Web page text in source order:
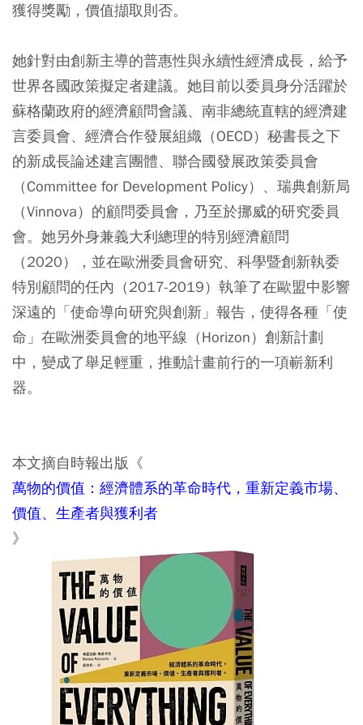
獲得獎勵，價值擷取則否。
她針對由創新主導的普惠性與永續性經濟成長，給予
世界各國政策擬定者建議。她目前以委員身分活躍於
蘇格蘭政府的經濟顧問會議、南非總統直轄的經濟建
言委員會、經濟合作發展組織（OECD）秘書長之下
的新成長論述建言團體、聯合國發展政策委員會
（Committee for Development Policy）、瑞典創新局
（Vinnova）的顧問委員會，乃至於挪威的研究委員
會。她另外身兼義大利總理的特別經濟顧問
（2020），並在歐洲委員會研究、科學暨創新執委
特別顧問的任內（2017-2019）執筆了在歐盟中影響
深遠的「使命導向研究與創新」報告，使得各種「使
命」在歐洲委員會的地平線（Horizon）創新計劃
中，變成了舉足輕重，推動計畫前行的一項嶄新利
器。
本文摘自時報出版《
萬物的價值：經濟體系的革命時代，重新定義市場、
價值、生產者與獲利者
》